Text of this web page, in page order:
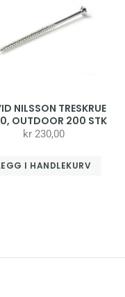
NILSSON TRESKRUE
OUTDOOR 200 STK
kr230,00
I HANDLEKURV